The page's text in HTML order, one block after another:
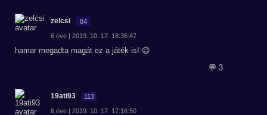
zelcsi 84
6 éve | 2019. 10. 17. 18:36:47
hamar megadta magát ez a játék is! 😉
💬 3
19ati93 113
6 éve | 2019. 10. 17. 17:16:50